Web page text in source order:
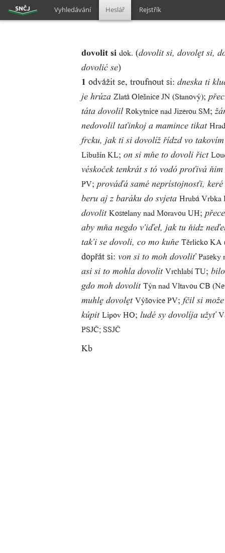
Vyhledávání Heslář Rejstřík
dovolit si dok. (dovolit si, dovolt si,
dovolić se)
1 odvážit se, troufnout si: dneska ti
je hrúza Zlatá Olešnice JN (Stanový);
táta dovolil Rokytnice nad Jizerou SM;
nedovolil taťinkoj a mamince tikat
frcku, jak ti si dovolíž řídzd vo
Libušín KL; on si mňe to dovoli řict
véskoček tenkrát s tó vodó proťivá
PV; prováďá samé neprístojnosťi,
beru aj z baráku do svjeta Hrubá Vrbka
dovolit Kostelany nad Moravou UH;
aby mňa negdo v’iďeł, jak tu ňidz
tak’i se dovoli, co mo kuňe Těrlicko KA
dopřát si: von si to moh dovoliť Paseky
asi si to mohla dovolit Vrchlabí TU;
gdo moh dovolit Týn nad Vltavou CB
muhl dovolt Výšovice PV; fčil si
kúpit Lipov HO; ludé sy dovolíja užyť
PSJČ; SSJČ
Kb